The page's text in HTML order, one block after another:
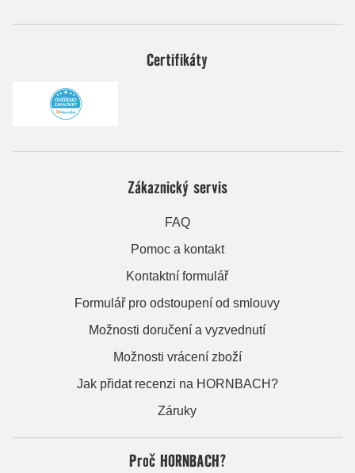
Certifikáty
Zákaznický servis
FAQ
Pomoc a kontakt
Kontaktní formulář
Formulář pro odstoupení od smlouvy
Možnosti doručení a vyzvednutí
Možnosti vrácení zboží
Jak přidat recenzi na HORNBACH?
Záruky
Proč HORNBACH?